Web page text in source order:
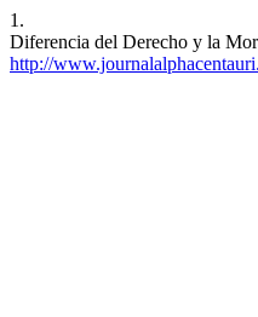
1.
Diferencia del Derecho y la
http://